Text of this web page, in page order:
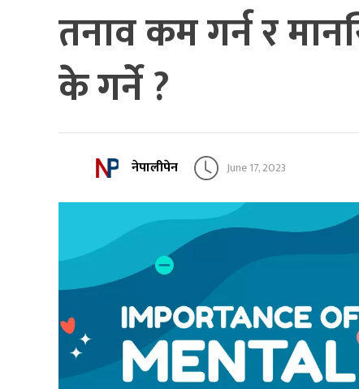
तनाव कम गर्न र
के गर्ने ?
नेपालीपेन June 17, 2023